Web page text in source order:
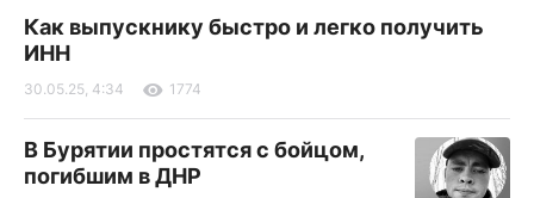
Как выпускнику быстро и легко получить
ИНН
30.05.25, 4:34 1774
В Бурятии простятся с бойцом,
погибшим в ДНР